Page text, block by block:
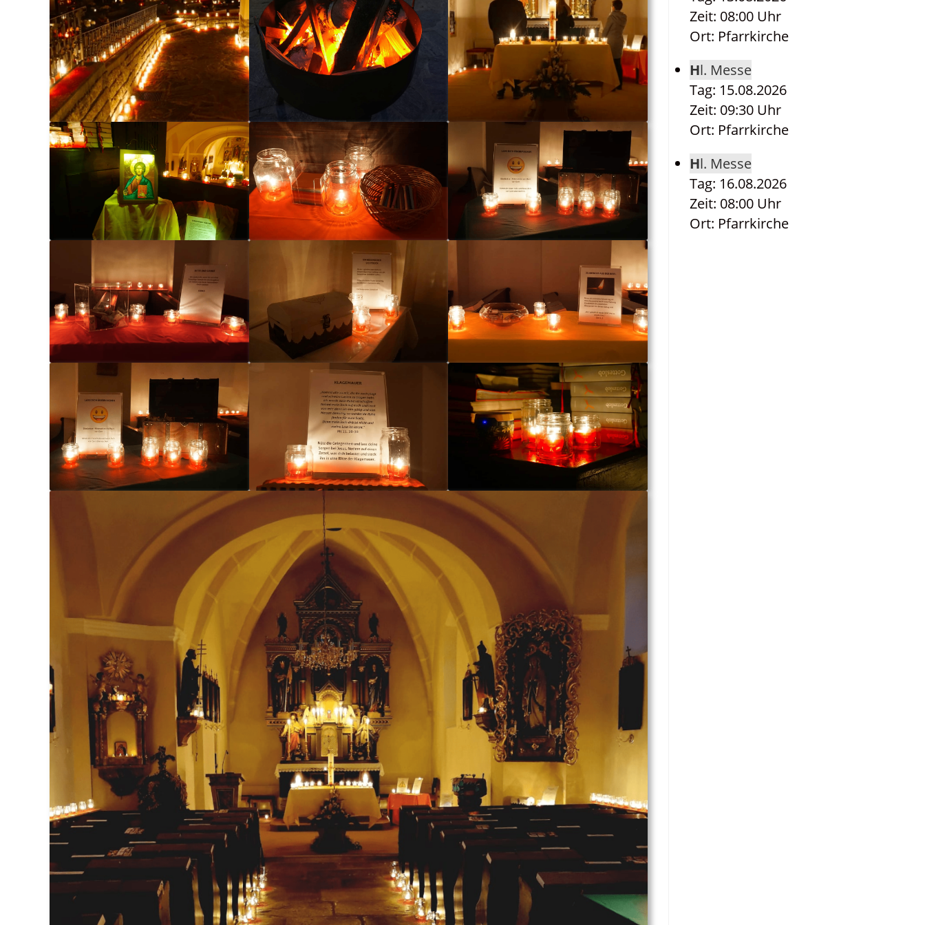
Zeit: 08:00 Uhr
Ort: Pfarrkirche
Hl. Messe
Tag: 15.08.2026
Zeit: 09:30 Uhr
Ort: Pfarrkirche
Hl. Messe
Tag: 16.08.2026
Zeit: 08:00 Uhr
Ort: Pfarrkirche